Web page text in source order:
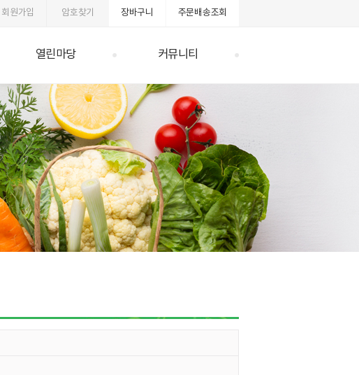
회원가입 암호찾기 장바구니 주문배송조회
열린마당 커뮤니티